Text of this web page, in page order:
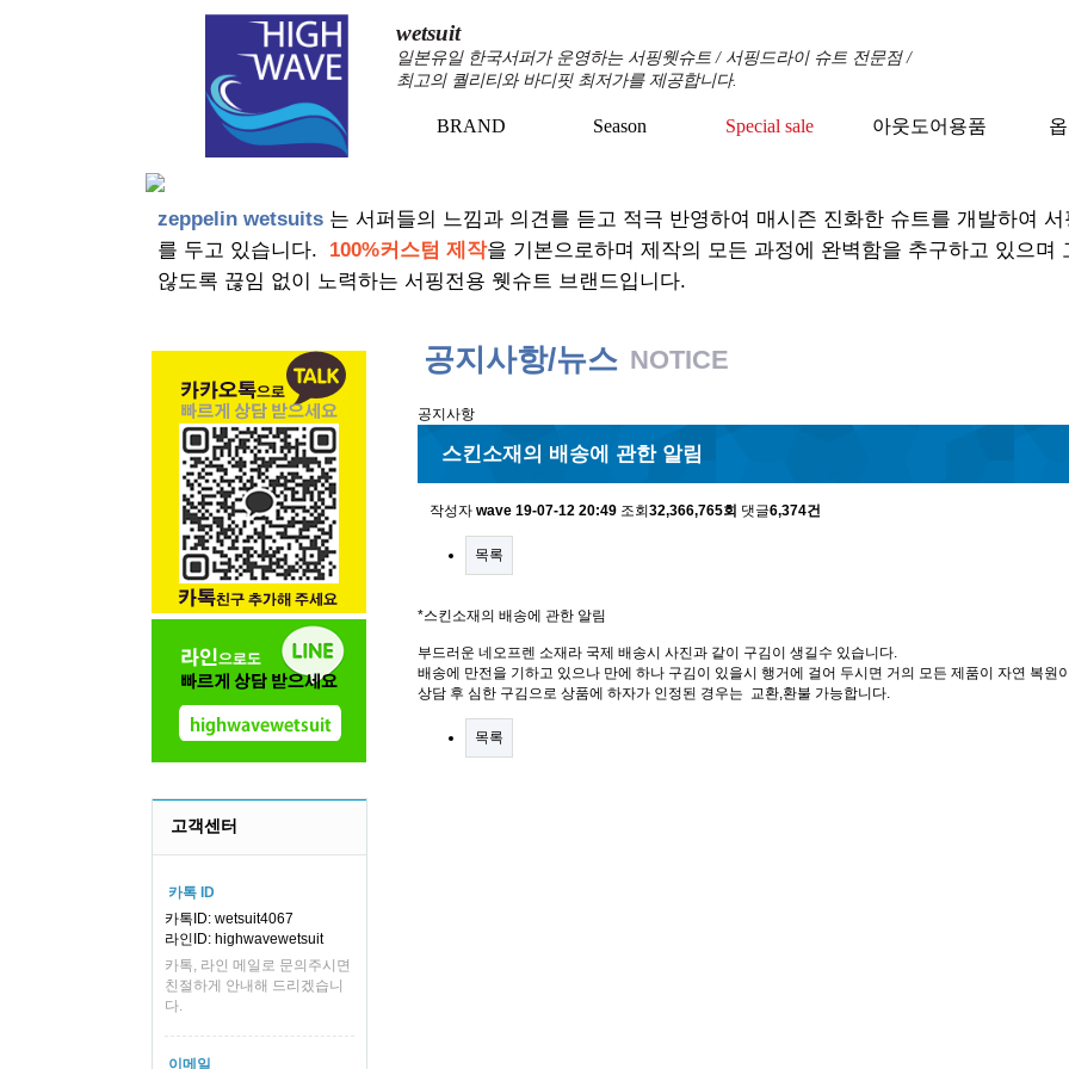
wetsuit
일본유일 한국서퍼가 운영하는 서핑웻슈트 / 서핑드라이 슈트 전문점 /
최고의 퀄리티와 바디핏 최저가를 제공합니다.
BRAND Season Special sale 아웃도어용품
zeppelin wetsuits 는 서퍼들의 느낌과 의견를 듣고 적극 반영하여 매시즌 진화한 슈트를 개발하여
를 두고 있습니다. 100%커스텀 제작을 기본으로하며 제작의 모든 과정에 완벽함을 추구하고 있으며
않도록 끊임 없이 노력하는 서핑전용 웻슈트 브랜드입니다.
고객센터
카톡 ID
카톡ID: wetsuit4067
라인ID: highwavewetsuit
카톡, 라인 메일로 문의주시면
친절하게 안내해 드리겠습니
다.
이메일
공지사항/뉴스 NOTICE
공지사항
스킨소재의 배송에 관한 알림
작성자 wave 19-07-12 20:49 조회 32,366,765회 댓글6,374건
목록
*스킨소재의 배송에 관한 알림
부드러운 네오프렌 소재라 국제 배송시 사진과 같이 구김이 생길수 있습니다.
배송에 만전을 기하고 있으나 만에 하나 구김이 있을시 행거에 걸어 두시면 거의 모든 제품이 자연 복원
상담 후 심한 구김으로 상품에 하자가 인정된 경우는 교환,환불 가능합니다.
목록